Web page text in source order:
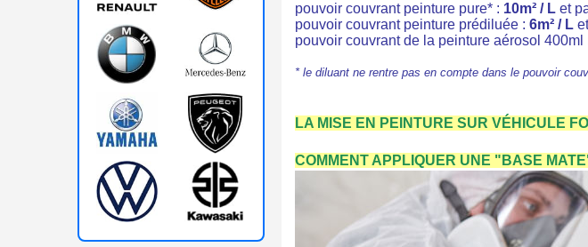
pouvoir couvrant peinture pure* : 10m² / Let
pouvoir couvrant peinture prédiluée : 6m² / L
pouvoir couvrant de la peinture aérosol 400ml
* le diluant ne rentre pas en compte dans le pouvoir
LA MISE EN PEINTURE SUR VÉHICULE
COMMENT APPLIQUER UNE "BASE